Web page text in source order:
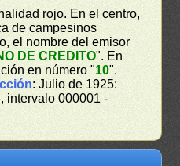
rojo. En el centro,
de campesinos
el nombre del emisor
DE CREDITO". En
en número "10".
: Julio de 1925:
intervalo 000001 -